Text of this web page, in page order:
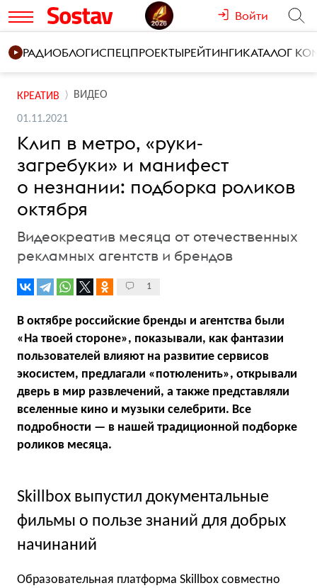
Войти
РАДИОБЛОГИСПЕЦПРОЕКТЫРЕЙТИНГИКАТАЛОГ
КРЕАТИВ ВИДЕО
01.11.2021
Клип в метро, «руки-
загребуки» и манифест
о незнании: подборка роликов
октября
Видеокреатив месяца от отечественных
рекламных агентств и брендов
1
В октябре российские бренды и агентства были
«На твоей стороне», показывали, как фантазии
пользователей влияют на развитие сервисов
экосистем, предлагали «потюленить», открывали
дверь в мир развлечений, а также представляли
вселенные кино и музыки селебрити. Все
подробности — в нашей традиционной подборке
роликов месяца.
Skillbox выпустил документальные
фильмы о пользе знаний для добрых
начинаний
Образовательная платформа Skillbox совместно